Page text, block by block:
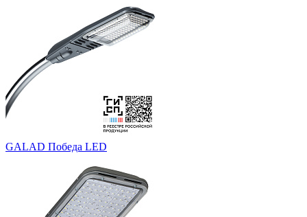
GALAD Победа LED